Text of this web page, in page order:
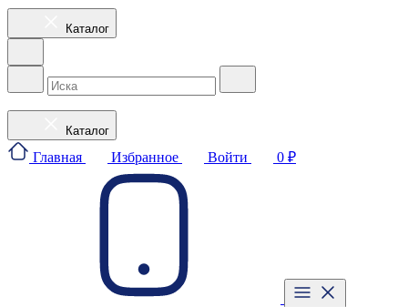
Каталог
Каталог
Главная Избранное Войти 0 ₽